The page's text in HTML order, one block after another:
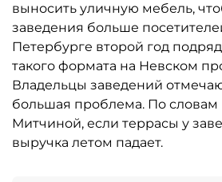
выносить уличную мебель,
заведения больше
Петербурге второй год
такого формата на Невском
Владельцы заведений
большая проблема. По словам
Митчиной, если террасы у
выручка летом падает.